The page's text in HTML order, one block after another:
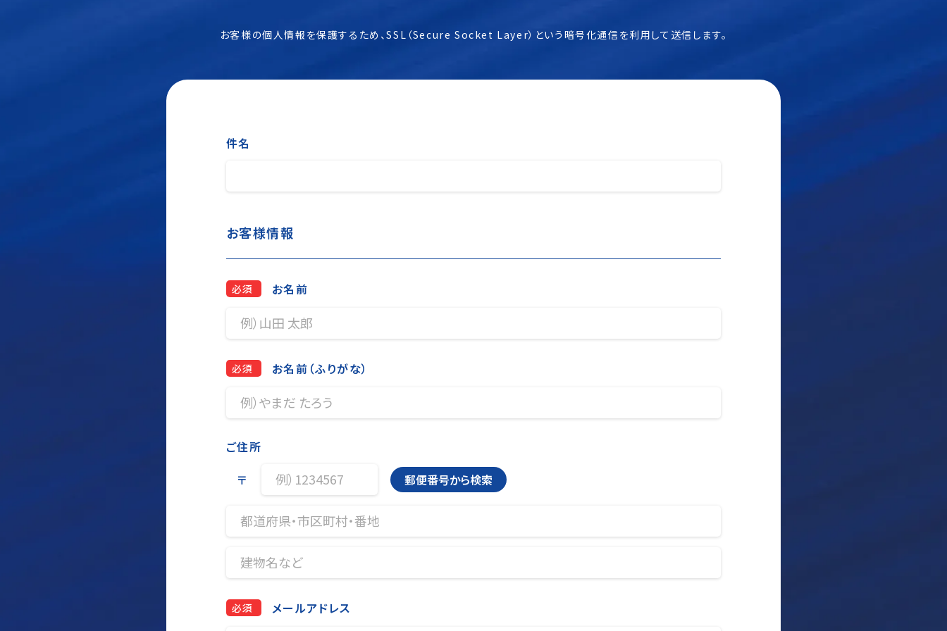
お客様の個人情報を保護するため、SSL（Secure Socket Layer）という暗号化通信を利用して送信します。
件名
お客様情報
必須 お名前
必須 お名前（ふりがな）
ご住所
〒
郵便番号から検索
必須 メールアドレス